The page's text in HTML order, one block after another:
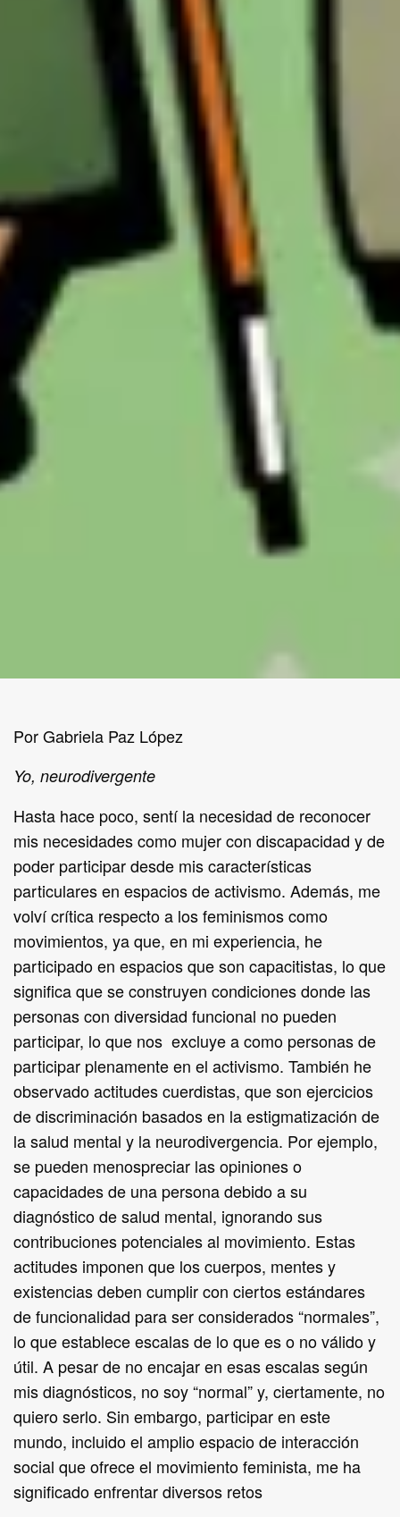
Por Gabriela Paz López
Yo, neurodivergente
Hasta hace poco, sentí la necesidad de reconocer
mis necesidades como mujer con discapacidad y de
poder participar desde mis características
particulares en espacios de activismo. Además, me
volví crítica respecto a los feminismos como
movimientos, ya que, en mi experiencia, he
participado en espacios que son capacitistas, lo que
significa que se construyen condiciones donde las
personas con diversidad funcional no pueden
participar, lo que nos excluye a como personas de
participar plenamente en el activismo. También he
observado actitudes cuerdistas, que son ejercicios
de discriminación basados en la estigmatización de
la salud mental y la neurodivergencia. Por ejemplo,
se pueden menospreciar las opiniones o
capacidades de una persona debido a su
diagnóstico de salud mental, ignorando sus
contribuciones potenciales al movimiento. Estas
actitudes imponen que los cuerpos, mentes y
existencias deben cumplir con ciertos estándares
de funcionalidad para ser considerados “normales”,
lo que establece escalas de lo que es o no válido y
útil. A pesar de no encajar en esas escalas según
mis diagnósticos, no soy “normal” y, ciertamente, no
quiero serlo. Sin embargo, participar en este
mundo, incluido el amplio espacio de interacción
social que ofrece el movimiento feminista, me ha
significado enfrentar diversos retos